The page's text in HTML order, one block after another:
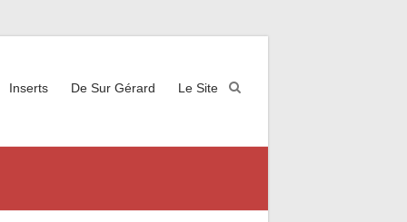
Inserts De Sur Gérard Le Site